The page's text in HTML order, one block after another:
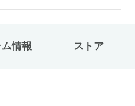
情報 ストア